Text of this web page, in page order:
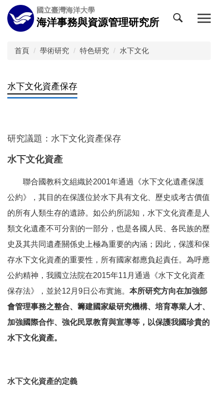
跳
到
主
國立臺灣海洋大學
海洋事務與資源管理研究所
首頁 學術研究 特色研究 水下文化
水下文化資產保存
研究議題：水下文化資產保存
水下文化資產
聯合國教科文組織於2001年通過《水下文化遺產保護
公約》，其目的在保護位於水下具有文化、歷史或考古價值
的所有人類生存的遺跡。如公約所認知，水下文化資產是人
類文化遺產不可分割的一部分，也是各國人民、各民族的歷
史及其共同遺產關係史上極為重要的內涵；因此，保護和保
存水下文化資產的重要性，所有國家都應負起責任。為呼應
公約精神，我國立法院在2015年11月通過《水下文化資產
保存法》，並於12月9日公布實施。 本所研究方向在加強部
會管理事務之整合、籌建國家級研究機構、培育專業人才、
加強國際合作、強化民眾教育與宣導等，以保護我國珍貴的
水下文化資產。
水下文化資產的定義